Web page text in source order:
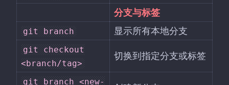
分支与标签
git branch 显示所有本地分支
git checkout
<branch/tag>
切换到指定分支或标签
git branch <new-